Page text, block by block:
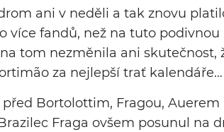
ani v neděli a tak znovu
více fandů, než na tuto podivnou
tom nezměnila ani skutečnost,
za nejlepší trať kalendáře…
Bortolottim, Fragou, Auerem
Fraga ovšem posunul na